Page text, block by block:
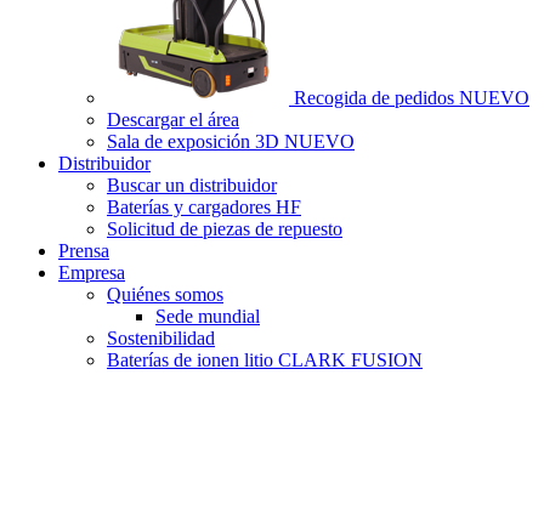
Recogida de pedidos NUEVO
Descargar el área
Sala de exposición 3D NUEVO
Distribuidor
Buscar un distribuidor
Baterías y cargadores HF
Solicitud de piezas de repuesto
Prensa
Empresa
Quiénes somos
Sede mundial
Sostenibilidad
Baterías de ionen litio CLARK FUSION